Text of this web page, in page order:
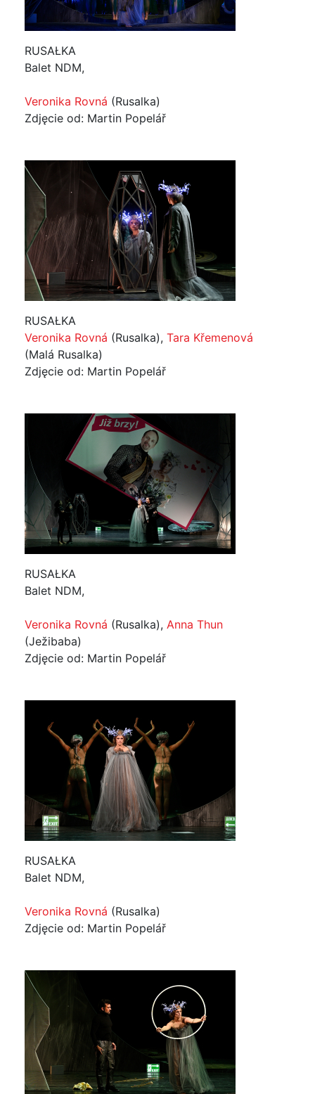
RUSAŁKA
Balet NDM,
Veronika Rovná (Rusalka)
Zdjęcie od: Martin Popelář
RUSAŁKA
Veronika Rovná (Rusalka), Tara Křemenová
(Malá Rusalka)
Zdjęcie od: Martin Popelář
RUSAŁKA
Balet NDM,
Veronika Rovná (Rusalka), Anna Thun
(Ježibaba)
Zdjęcie od: Martin Popelář
RUSAŁKA
Balet NDM,
Veronika Rovná (Rusalka)
Zdjęcie od: Martin Popelář